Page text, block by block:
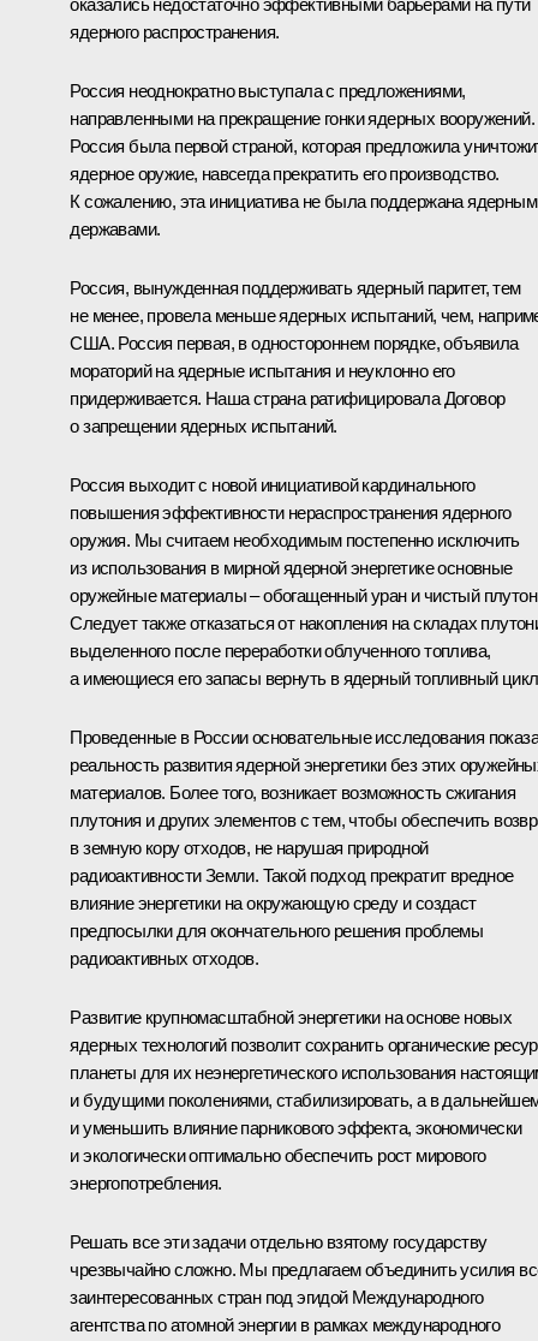
оказались недостаточно эффективными барьерами на пути
ядерного распространения.
Россия неоднократно выступала с предложениями,
направленными на прекращение гонки ядерных вооружений.
Россия была первой страной, которая предложила
ядерное оружие, навсегда прекратить его производство.
К сожалению, эта инициатива не была поддержана
державами.
Россия, вынужденная поддерживать ядерный паритет, тем
не менее, провела меньше ядерных испытаний, чем,
США. Россия первая, в одностороннем порядке, объявила
мораторий на ядерные испытания и неуклонно его
придерживается. Наша страна ратифицировала Договор
о запрещении ядерных испытаний.
Россия выходит с новой инициативой кардинального
повышения эффективности нераспространения ядерного
оружия. Мы считаем необходимым постепенно исключить
из использования в мирной ядерной энергетике основные
оружейные материалы – обогащенный уран и чистый
Следует также отказаться от накопления на складах
выделенного после переработки облученного топлива,
а имеющиеся его запасы вернуть в ядерный топливный
Проведенные в России основательные исследования
реальность развития ядерной энергетики без этих
материалов. Более того, возникает возможность сжигания
плутония и других элементов с тем, чтобы обеспечить
в земную кору отходов, не нарушая природной
радиоактивности Земли. Такой подход прекратит вредное
влияние энергетики на окружающую среду и создаст
предпосылки для окончательного решения проблемы
радиоактивных отходов.
Развитие крупномасштабной энергетики на основе новых
ядерных технологий позволит сохранить органические
планеты для их неэнергетического использования
и будущими поколениями, стабилизировать, а в
и уменьшить влияние парникового эффекта, экономически
и экологически оптимально обеспечить рост мирового
энергопотребления.
Решать все эти задачи отдельно взятому государству
чрезвычайно сложно. Мы предлагаем объединить усилия
заинтересованных стран под эгидой Международного
агентства по атомной энергии в рамках международного